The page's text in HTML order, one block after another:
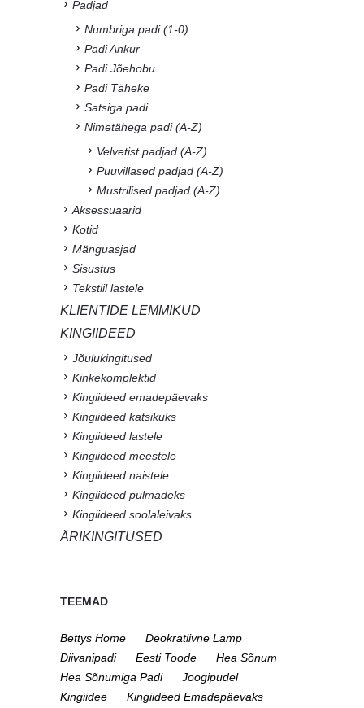
Padjad
Numbriga padi (1-0)
Padi Ankur
Padi Jõehobu
Padi Täheke
Satsiga padi
Nimetähega padi (A-Z)
Velvetist padjad (A-Z)
Puuvillased padjad (A-Z)
Mustrilised padjad (A-Z)
Aksessuaarid
Kotid
Mänguasjad
Sisustus
Tekstiil lastele
KLIENTIDE LEMMIKUD
KINGIIDEED
Jõulukingitused
Kinkekomplektid
Kingiideed emadepäevaks
Kingiideed katsikuks
Kingiideed lastele
Kingiideed meestele
Kingiideed naistele
Kingiideed pulmadeks
Kingiideed soolaleivaks
ÄRIKINGITUSED
TEEMAD
Bettys Home
Deokratiivne Lamp
Diivanipadi
Eesti Toode
Hea Sõnum
Hea Sõnumiga Padi
Joogipudel
Kingiidee
Kingiideed Emadepäevaks